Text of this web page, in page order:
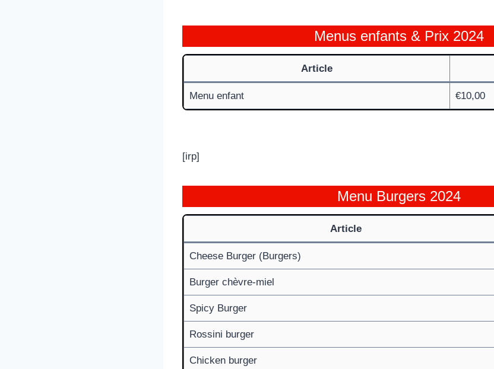
Menus enfants & Prix 2024
Article
Menu enfant €10,00
[irp]
Menu Burgers 2024
Article
Cheese Burger (Burgers)
Burger chèvre-miel
Spicy Burger
Rossini burger
Chicken burger